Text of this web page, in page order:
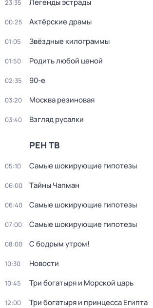
23:35 Легенды эстрады
00:25 Актёрские драмы
01:05 Звёздные килограммы
01:50 Родить любой ценой
02:35 90-е
03:20 Москва резиновая
03:40 Взгляд русалки
РЕН ТВ
05:10 Самые шoкиpующие гипотезы
06:00 Тaйны Чапман
06:40 Самые шoкиpующие гипотезы
07:00 Самые шoкиpующие гипотезы
08:00 С бодрым утром!
10:30 Новости
10:45 Три богатыря и Морской царь
12:00 Три богатыря и принцесса Египта